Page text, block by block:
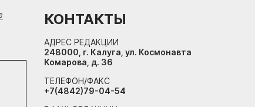
КОНТАКТЫ
АДРЕС РЕДАКЦИИ
248000, г. Калуга, ул. Космонавта
Комарова, д. 36
ТЕЛЕФОН/ФАКС
+7(4842)79-04-54